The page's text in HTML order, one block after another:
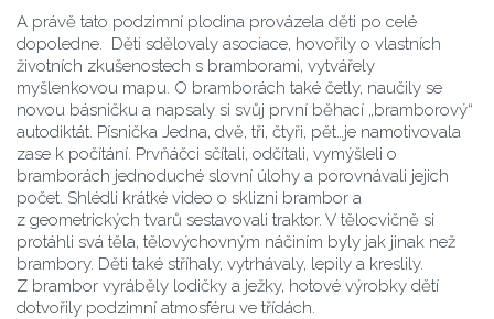
A právě tato podzimní plodina provázela děti po celé
dopoledne. Děti sdělovaly asociace, hovořily o vlastních
životních zkušenostech s bramborami, vytvářely
myšlenkovou mapu. O bramborách také četly, naučily se
novou básničku a napsaly si svůj první běhací „bramborový“
autodiktát. Písnička Jedna, dvě, tři, čtyři, pět…je namotivovala
zase k počítání. Prvňáčci sčítali, odčítali, vymýšleli o
bramborách jednoduché slovní úlohy a porovnávali jejich
počet. Shlédli krátké video o sklizni brambor a
z geometrických tvarů sestavovali traktor. V tělocvičně si
protáhli svá těla, tělovýchovným náčiním byly jak jinak než
brambory. Děti také stříhaly, vytrhávaly, lepily a kreslily.
Z brambor vyráběly lodičky a ježky, hotové výrobky dětí
dotvořily podzimní atmosféru ve třídách.